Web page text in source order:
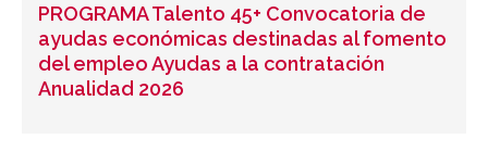
PROGRAMA Talento 45+ Convocatoria de
ayudas económicas destinadas al fomento
del empleo Ayudas a la contratación
Anualidad 2026